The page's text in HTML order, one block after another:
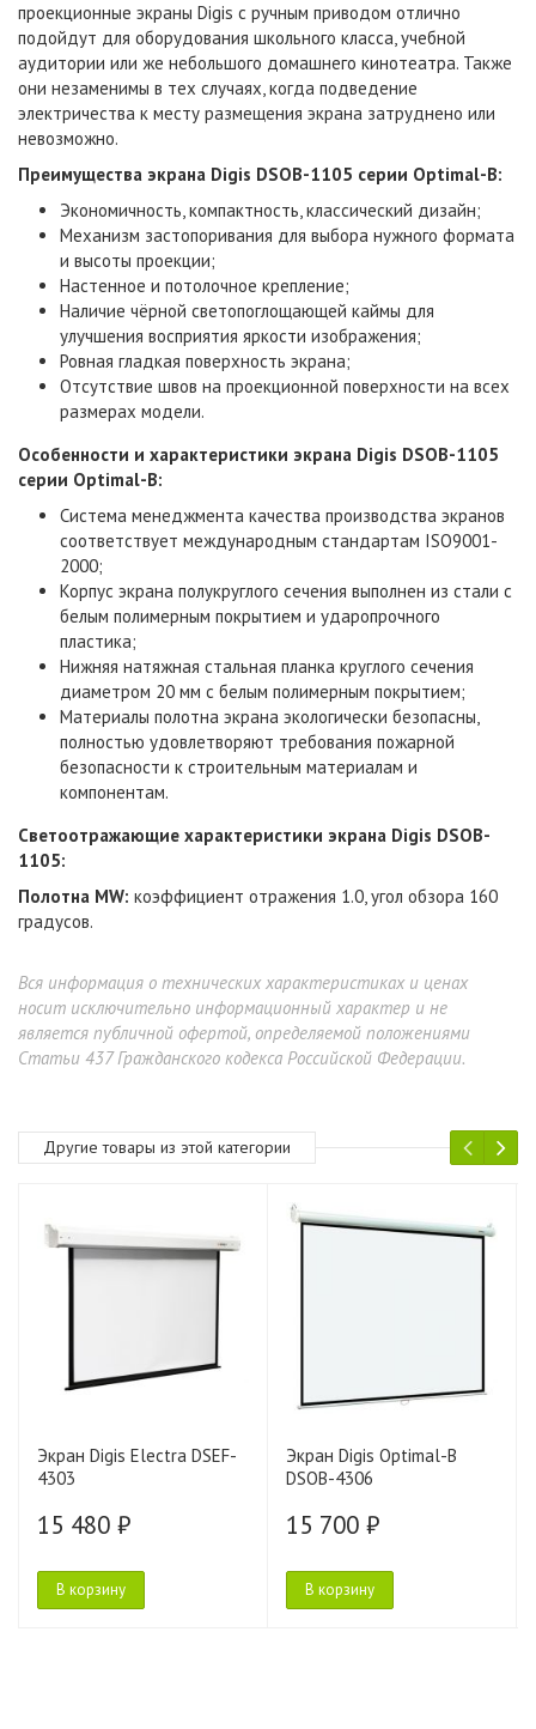
проекционные экраны Digis с ручным приводом отлично
подойдут для оборудования школьного класса, учебной
аудитории или же небольшого домашнего кинотеатра. Также
они незаменимы в тех случаях, когда подведение
электричества к месту размещения экрана затруднено или
невозможно.
Преимущества экрана Digis DSOB-1105 серии Optimal-B:
Экономичность, компактность, классический дизайн;
Механизм застопоривания для выбора нужного формата
и высоты проекции;
Настенное и потолочное крепление;
Наличие чёрной светопоглощающей каймы для
улучшения восприятия яркости изображения;
Ровная гладкая поверхность экрана;
Отсутствие швов на проекционной поверхности на всех
размерах модели.
Особенности и характеристики экрана Digis DSOB-1105
серии Optimal-B:
Система менеджмента качества производства экранов
соответствует международным стандартам ISO9001-
2000;
Корпус экрана полукруглого сечения выполнен из стали с
белым полимерным покрытием и ударопрочного
пластика;
Нижняя натяжная стальная планка круглого сечения
диаметром 20 мм с белым полимерным покрытием;
Материалы полотна экрана экологически безопасны,
полностью удовлетворяют требования пожарной
безопасности к строительным материалам и
компонентам.
Светоотражающие характеристики экрана Digis DSOB-
1105:
Полотна MW: коэффициент отражения 1.0, угол обзора 160
градусов.
Вся информация о технических характеристиках и ценах
носит исключительно информационный характер и не
является публичной офертой, определяемой положениями
Статьи 437 Гражданского кодекса Российской Федерации.
Другие товары из этой категории
Экран Digis Electra DSEF-
4303
15 480 ₽
В корзину
Экран Digis Optimal-B
DSOB-4306
15 700 ₽
В корзину